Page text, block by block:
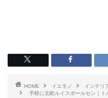
HOME イエモノ
インテリ
手軽に北欧ルイスポールセン｜